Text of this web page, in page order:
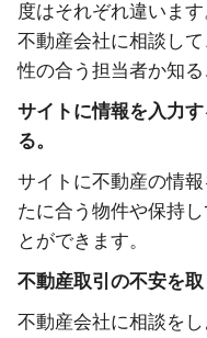
度はそれぞれ違います
不動産会社に相談し
性の合う担当者か知る
サイトに情報を入力
る。
サイトに不動産の情
たに合う物件や保持
とができます。
不動産取引の不安を
不動産会社に相談を